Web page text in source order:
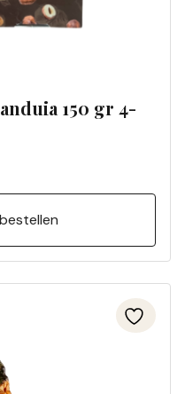
150 gr 4-